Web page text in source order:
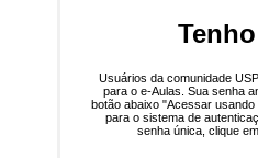
Usuários da comunidade
para o e-Aulas. Sua senha
botão abaixo "Acessar
para o sistema de
senha única, clique